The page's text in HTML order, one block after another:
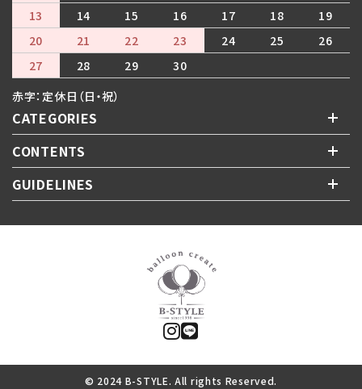
13
14 15 16 17 18
19
20
21 22 23 24 25
26
27
28 29
30
赤字：定休日（日・祝）
CATEGORIES
CONTENTS
GUIDELINES
© 2024 B-STYLE. All rights Reserved.